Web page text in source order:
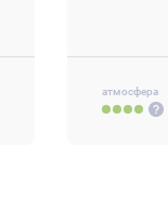
атмосфера